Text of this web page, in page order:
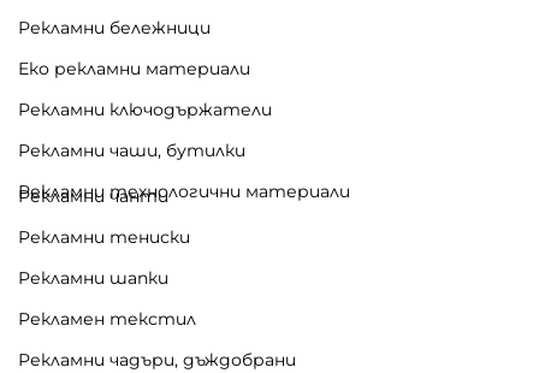
Рекламни бележници
Еко рекламни материали
Рекламни ключодържатели
Рекламни чаши, бутилки
Рекламни технологични материали
Рекламни чанти
Рекламни тениски
Рекламни шапки
Рекламен текстил
Рекламни чадъри, дъждобрани